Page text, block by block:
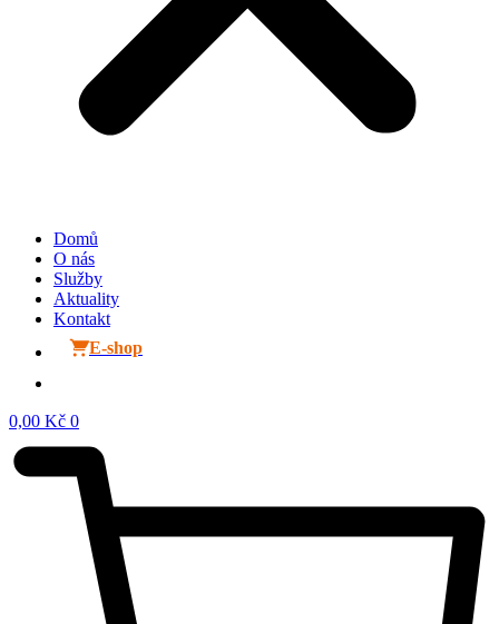
Domů
O nás
Služby
Aktuality
Kontakt
E-shop
0,00 Kč 0